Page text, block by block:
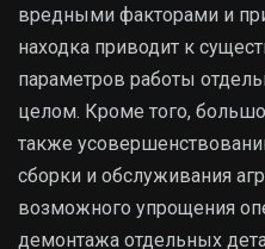
вредными факторами и
находка приводит к
параметров работы
целом. Кроме того,
также
сборки и обслуживания
возможного упрощения
демонтажа отдельных